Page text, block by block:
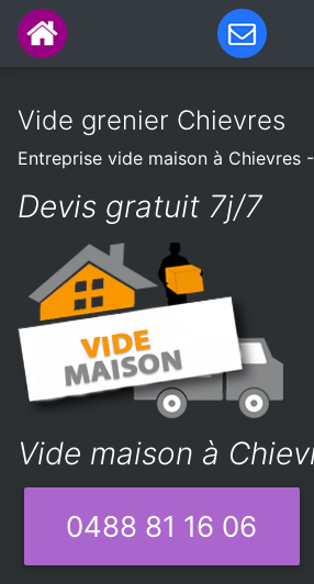
Vide grenier Chievres
Entreprise vide maison à Chievres
Devis gratuit 7j/7
Vide maison à
0488 81 16 06